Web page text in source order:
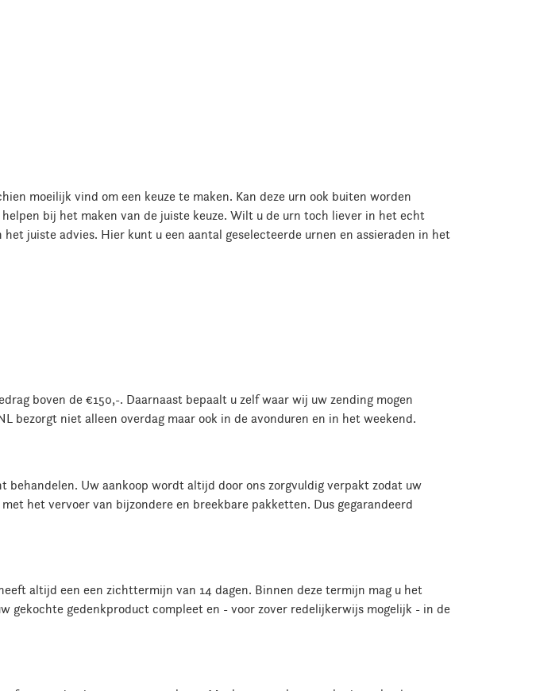
moeilijk vind om een keuze te maken. Kan deze urn ook buiten worden
bij het maken van de juiste keuze. Wilt u de urn toch liever in het echt
juiste advies. Hier kunt u een aantal geselecteerde urnen en assieraden in het
boven de €150,-. Daarnaast bepaalt u zelf waar wij uw zending mogen
bezorgt niet alleen overdag maar ook in de avonduren en in het weekend.
Uw aankoop wordt altijd door ons zorgvuldig verpakt zodat uw
het vervoer van bijzondere en breekbare pakketten. Dus gegarandeerd
altijd een een zichttermijn van 14 dagen. Binnen deze termijn mag u het
gedenkproduct compleet en - voor zover redelijkerwijs mogelijk - in de